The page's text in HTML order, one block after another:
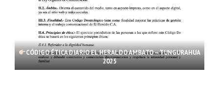
CÓDIGO ÉTICA DIARIO EL HERALDO AMBATO – TUNGURAHUA
2025